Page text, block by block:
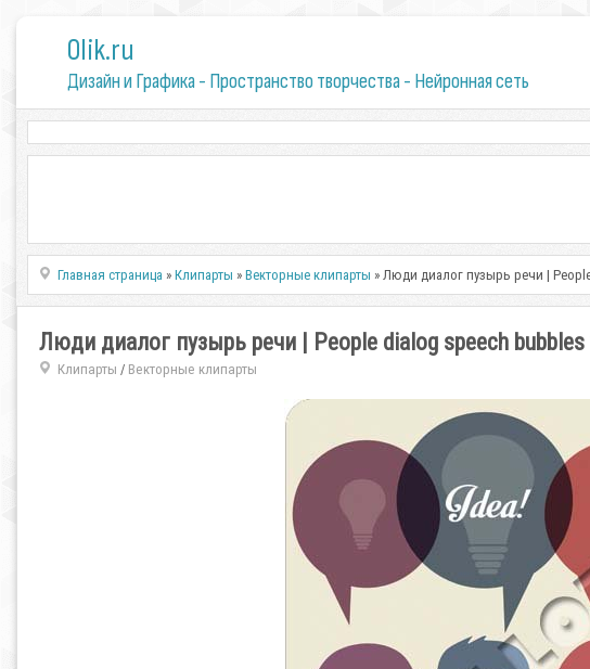
0lik.ru
Дизайн и Графика - Пространство творчества - Нейронная сеть
Главная страница »Клипарты »Векторные клипарты » Люди диалог пузырь речи |
Люди диалог пузырь речи | People dialog speech bubbles
Клипарты / Векторные клипарты